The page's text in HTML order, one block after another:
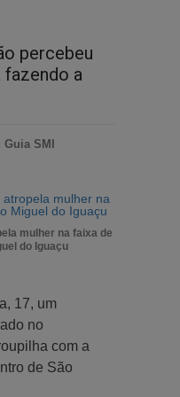
percebeu
fazendo a
Guia SMI
mulher na faixa de
do Iguaçu
17, um
no
com a
de São